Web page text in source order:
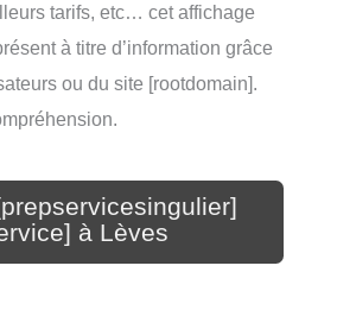
tarifs, etc… cet affichage
à titre d’information grâce
ou du site [rootdomain].
à Lèves